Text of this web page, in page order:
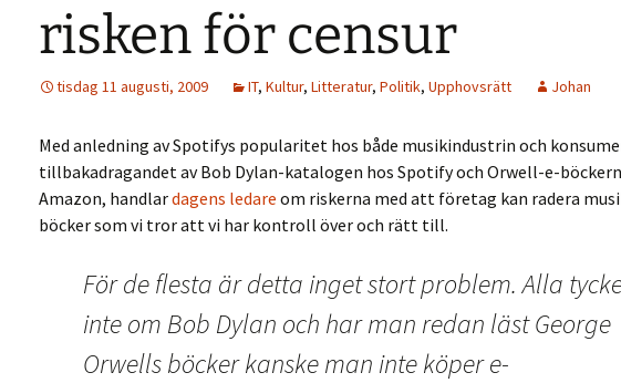
risken för censur
tisdag 11 augusti, 2009 IT, Kultur, Litteratur, Politik, Upphovsrätt Johan
Med anledning av Spotifys popularitet hos både musikindustrin och
tillbakadragandet av Bob Dylan-katalogen hos Spotify och Orwell-e-
Amazon, handlardagens ledare om riskerna med att företag kan radera
böcker som vi tror att vi har kontroll över och rätt till.
För de flesta är detta inget stort problem. Alla
inte om Bob Dylan och har man redan läst George
Orwells böcker kanske man inte köper e-